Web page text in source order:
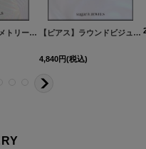
260530-1]
[MG-PI402-GD-F ]
【ピアス】アシンメトリーバタフライビジューピアス【Fサイズ/1カラー】[OF02] 【ピアス】ラウンドビジュースクエアピアス【Fサイズ/1カラー】[OF02]
4,840円(税込)